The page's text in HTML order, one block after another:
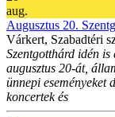
aug.
Augusztus 20.
Várkert, Szabadtéri
Szentgotthárd idén
augusztus 20-át,
ünnepi eseményeket
koncertek és